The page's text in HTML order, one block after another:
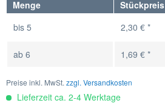
Menge
Stückpreis
bis 5 2,30 € *
ab 6 1,69 € *
Preise inkl. MwSt. zzgl. Versandkosten
Lieferzeit ca. 2-4 Werktage